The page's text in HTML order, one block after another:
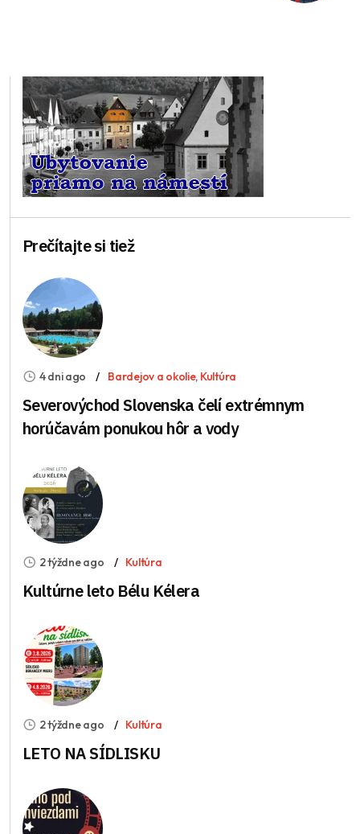
Prečítajte si tiež
4 dni ago Bardejov a okolie, Kultúra
Severovýchod Slovenska čelí extrémnym
horúčavám ponukou hôr a vody
2 týždne ago Kultúra
Kultúrne leto Bélu Kélera
2 týždne ago Kultúra
LETO NA SÍDLISKU